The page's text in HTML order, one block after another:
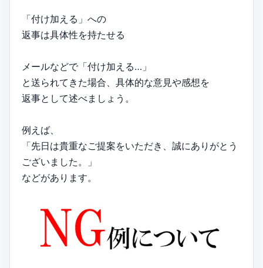
「付け加える」への
返事は具体性を持たせる
メールなどで「付け加える…」
と送られてきた場合、具体的な意見や感想を
返事として述べましょう。
例えば、
「先日は貴重なご提案をいただき、誠にありがとう
ございました。」
などがあります。